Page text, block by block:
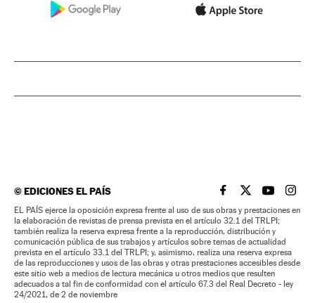
©EDICIONES EL PAÍS EL PAÍS BRASIL EN
EL PAÍSEL PAÍS
EL
EL PAÍS ejerce la oposición expresa frente al uso de sus obras y prestaciones en
la elaboración de revistas de prensa prevista en el artículo 32.1 del TRLPI;
también realiza la reserva expresa frente a la reproducción, distribución y
comunicación pública de sus trabajos y artículos sobre temas de actualidad
prevista en el artículo 33.1 del TRLPI; y, asimismo, realiza una reserva expresa
de las reproducciones y usos de las obras y otras prestaciones accesibles desde
este sitio web a medios de lectura mecánica u otros medios que resulten
adecuados a tal fin de conformidad con el artículo 67.3 del Real Decreto - ley
24/2021, de 2 de noviembre